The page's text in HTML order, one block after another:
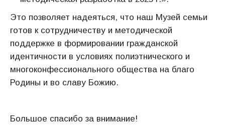
Это позволяет надеяться, что наш Музей семьи
готов к сотрудничеству и методической
поддержке в формировании гражданской
идентичности в условиях полиэтнического и
многоконфессионального общества на благо
Родины и во славу Божию.
Большое спасибо за внимание!